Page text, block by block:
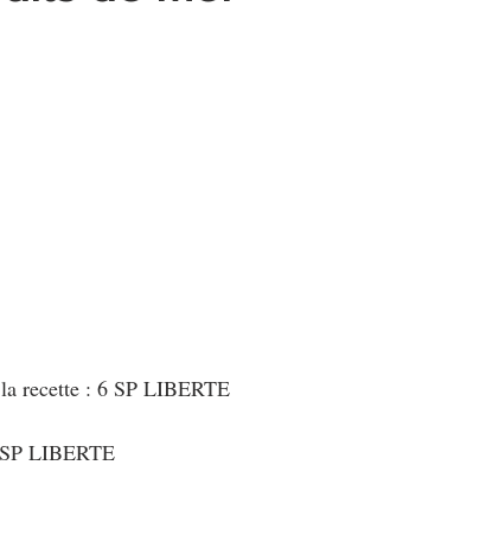
recette : 6 SP LIBERTE
LIBERTE